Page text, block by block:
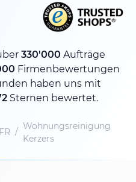
330'000 Aufträge
Firmenbewertungen
haben uns mit
Sternen bewertet.
FR /
Wohnungsreinigung
Kerzers